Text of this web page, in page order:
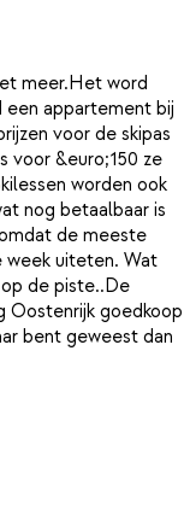
meer.Het word
een appartement bij
voor de skipas
voor &euro;150 ze
worden ook
nog betaalbaar is
de meeste
week uiteten. Wat
de piste..De
Oostenrijk goedkoop
bent geweest dan